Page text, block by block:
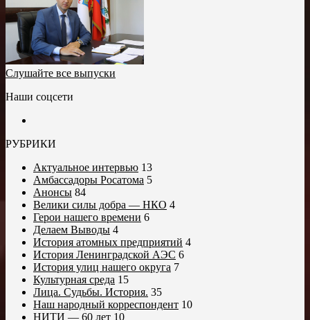
Слушайте все выпуски
Наши соцсети
РУБРИКИ
Актуальное интервью 13
Амбассадоры Росатома 5
Анонсы 84
Велики силы добра — НКО 4
Герои нашего времени 6
Делаем Выводы 4
История атомных предприятий 4
История Ленинградской АЭС 6
История улиц нашего округа 7
Культурная среда 15
Лица. Судьбы. История. 35
Наш народный корреспондент 10
НИТИ — 60 лет 10